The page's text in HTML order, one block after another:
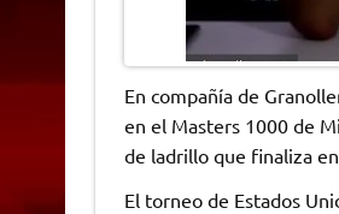
En compañía de
en el Masters 1000 de
de ladrillo que finaliza
El torneo de Estados